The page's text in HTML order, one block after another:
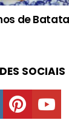
de
SOCIAIS
pinterest